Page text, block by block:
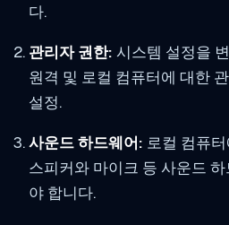
다.
관리자 권한: 시스템 설정을
원격 및 로컬 컴퓨터에 대한
설정.
사운드 하드웨어: 로컬 컴퓨
스피커와 마이크 등 사운드
야 합니다.